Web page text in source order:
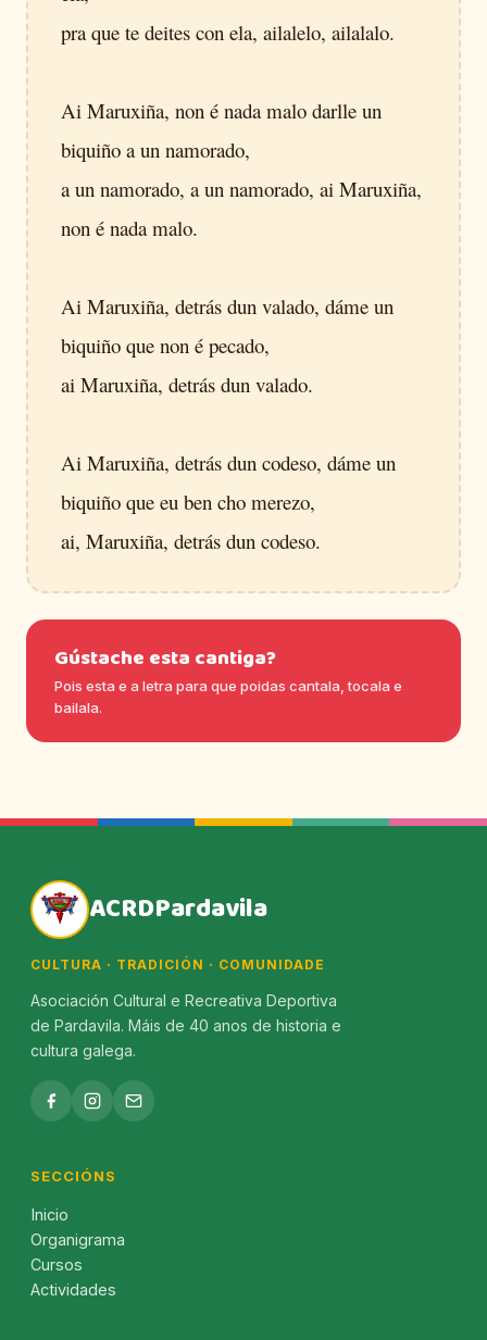
pra que te deites con ela, ailalelo, ailalalo.
Ai Maruxiña, non é nada malo darlle un
biquiño a un namorado,
a un namorado, a un namorado, ai Maruxiña,
non é nada malo.
Ai Maruxiña, detrás dun valado, dáme un
biquiño que non é pecado,
ai Maruxiña, detrás dun valado.
Ai Maruxiña, detrás dun codeso, dáme un
biquiño que eu ben cho merezo,
ai, Maruxiña, detrás dun codeso.
Gústache esta cantiga?
Pois esta e a letra para que poidas cantala, tocala e
bailala.
ACRDPardavila
CULTURA · TRADICIÓN · COMUNIDADE
Asociación Cultural e Recreativa Deportiva
de Pardavila. Máis de 40 anos de historia e
cultura galega.
SECCIÓNS
Inicio
Organigrama
Cursos
Actividades